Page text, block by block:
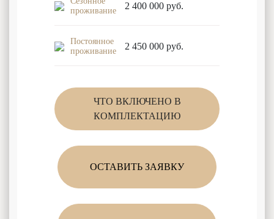
проживание
2 400 000руб.
Постоянное
проживание
2 450 000руб.
ЧТО ВКЛЮЧЕНО В
КОМПЛЕКТАЦИЮ
ОСТАВИТЬ ЗАЯВКУ